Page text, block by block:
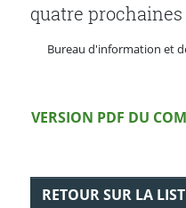
quatre prochaines
Bureau d'information et
Version PDF
VERSION PDF DU
RETOUR SUR LA